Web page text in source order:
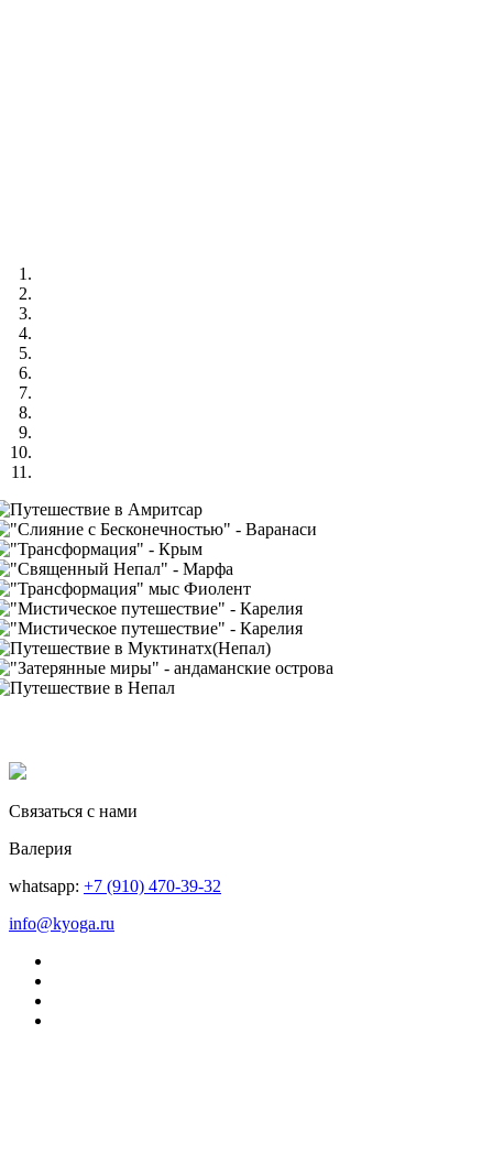
Связаться с нами
Валерия
whatsapp: +7 (910) 470-39-32
info@kyoga.ru